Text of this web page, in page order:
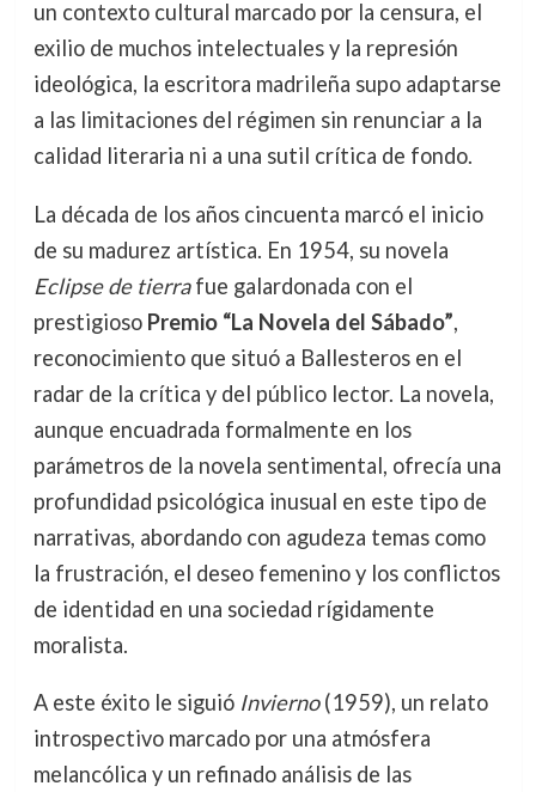
un contexto cultural marcado por la censura, el
exilio de muchos intelectuales y la represión
ideológica, la escritora madrileña supo adaptarse
a las limitaciones del régimen sin renunciar a la
calidad literaria ni a una sutil crítica de fondo.
La década de los años cincuenta marcó el inicio
de su madurez artística. En 1954, su novela
Eclipse de tierrafue galardonada con el
prestigioso Premio “La Novela del Sábado”,
reconocimiento que situó a Ballesteros en el
radar de la crítica y del público lector. La novela,
aunque encuadrada formalmente en los
parámetros de la novela sentimental, ofrecía una
profundidad psicológica inusual en este tipo de
narrativas, abordando con agudeza temas como
la frustración, el deseo femenino y los conflictos
de identidad en una sociedad rígidamente
moralista.
A este éxito le siguió Invierno(1959), un relato
introspectivo marcado por una atmósfera
melancólica y un refinado análisis de las